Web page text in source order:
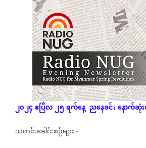
၂၀၂၄ဧပြီလ၂၅ရက်နေ့ ညနေခင်းနောက်ဆုံး
သတင်းခေါင်းစဉ်များ -